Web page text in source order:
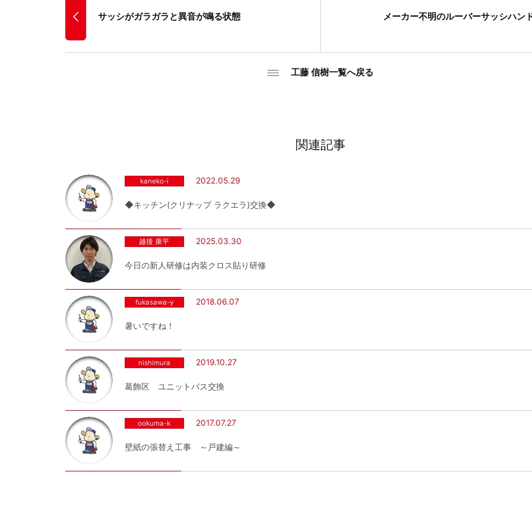
サッシがガラガラと異音が鳴る状態 メーカー不明のルーバーサッシハン
工藤 信樹一覧へ戻る
関連記事
kaneko-i 2022.05.29
◆キッチン(クリナップ ラクエラ)交換◆
越後 康平 2025.03.30
今日の新人研修は内装クロス貼り研修
fukasawa-y 2018.06.07
暑いですね！
nishimura 2019.10.27
葛飾区 ユニットバス交換
ookuma-k 2017.07.27
壁紙の張替え工事 ～戸建編～